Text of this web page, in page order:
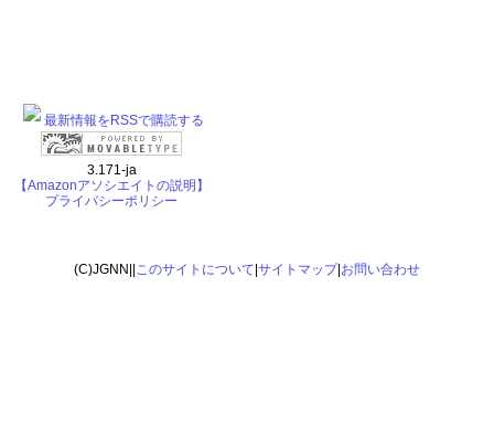
最新情報をRSSで購読する
3.171-ja
【Amazonアソシエイトの説明】
プライバシーポリシー
(C)JGNN|| このサイトについて サイトマップ| お問い合わせ